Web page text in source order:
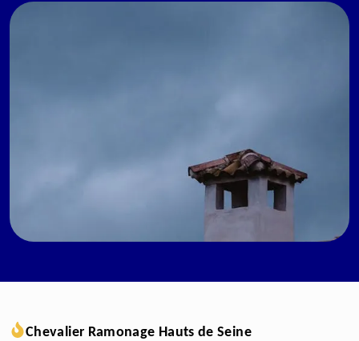
Chevalier Ramonage Hauts de Seine